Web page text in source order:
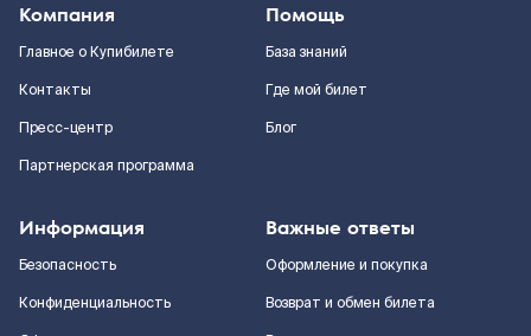
Компания
Главное о Купибилете
Контакты
Пресс-центр
Партнерская программа
Помощь
База знаний
Где мой билет
Блог
Информация
Безопасность
Конфиденциальность
Важные ответы
Оформление и покупка
Возврат и обмен билета